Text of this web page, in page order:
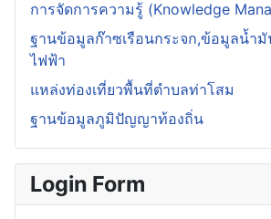
การจัดการความรู้ (Knowledge
ฐานข้อมูลก๊าซเรือนกระจก,ข้อมูลน้ำมั
ไฟฟ้า
แหล่งท่องเที่ยวพื้นที่ตำบลท่าโสม
ฐานข้อมูลภูมิปัญญาท้องถิ่น
Login Form